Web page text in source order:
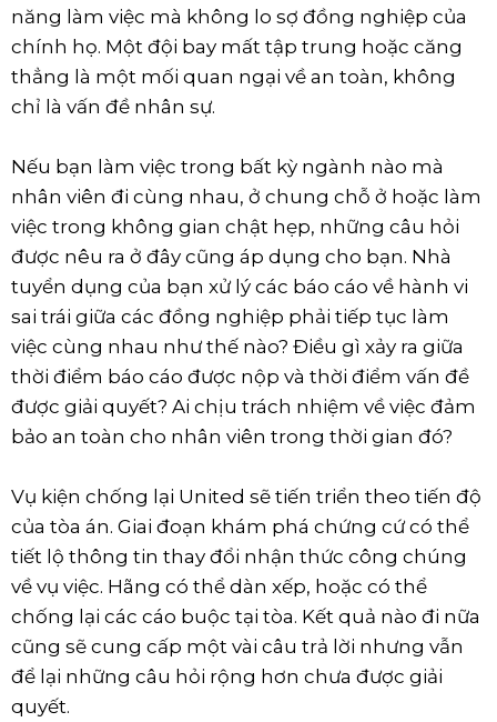
năng làm việc mà không lo sợ đồng nghiệp của
chính họ. Một đội bay mất tập trung hoặc căng
thẳng là một mối quan ngại về an toàn, không
chỉ là vấn đề nhân sự.
Nếu bạn làm việc trong bất kỳ ngành nào mà
nhân viên đi cùng nhau, ở chung chỗ ở hoặc làm
việc trong không gian chật hẹp, những câu hỏi
được nêu ra ở đây cũng áp dụng cho bạn. Nhà
tuyển dụng của bạn xử lý các báo cáo về hành vi
sai trái giữa các đồng nghiệp phải tiếp tục làm
việc cùng nhau như thế nào? Điều gì xảy ra giữa
thời điểm báo cáo được nộp và thời điểm vấn đề
được giải quyết? Ai chịu trách nhiệm về việc đảm
bảo an toàn cho nhân viên trong thời gian đó?
Vụ kiện chống lại United sẽ tiến triển theo tiến độ
của tòa án. Giai đoạn khám phá chứng cứ có thể
tiết lộ thông tin thay đổi nhận thức công chúng
về vụ việc. Hãng có thể dàn xếp, hoặc có thể
chống lại các cáo buộc tại tòa. Kết quả nào đi nữa
cũng sẽ cung cấp một vài câu trả lời nhưng vẫn
để lại những câu hỏi rộng hơn chưa được giải
quyết.